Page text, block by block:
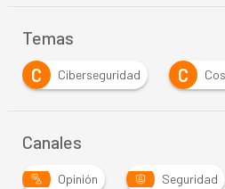
Temas
C Costes E
Canales
Opinión Seguridad